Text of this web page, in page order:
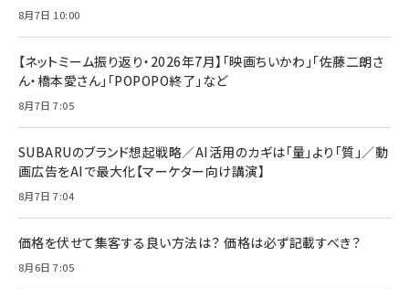
8月7日 10:00
【ネットミーム振り返り・2026年7月】「映画ちいかわ」「佐藤二朗さ
ん・橋本愛さん」「POPOPO終了」など
8月7日 7:05
SUBARUのブランド想起戦略／AI活用のカギは「量」より「質」／動
画広告をAIで最大化【マーケター向け講演】
8月7日 7:04
価格を伏せて集客する良い方法は？ 価格は必ず記載すべき？
8月6日 7:05